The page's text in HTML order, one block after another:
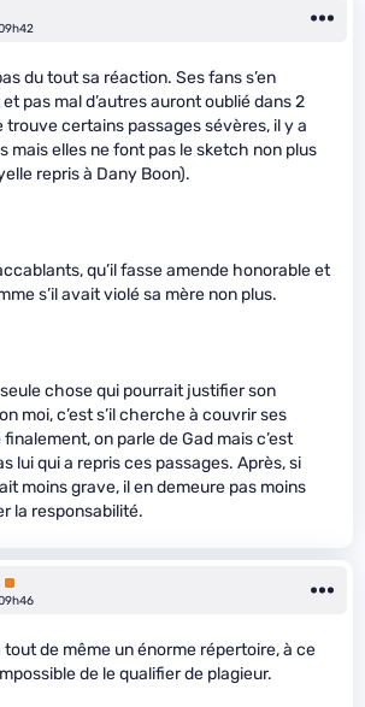
du tout sa réaction. Ses fans s’en
pas mal d’autres auront oublié dans 2
trouve certains passages sévères, il y a
mais elles ne font pas le sketch non plus
repris à Dany Boon).
qu’il fasse amende honorable et
s’il avait violé sa mère non plus.
chose qui pourrait justifier son
moi, c’est s’il cherche à couvrir ses
on parle de Gad mais c’est
lui qui a repris ces passages. Après, si
moins grave, il en demeure pas moins
la responsabilité.
Premium
tout de même un énorme répertoire, à ce
de le qualifier de plagieur.